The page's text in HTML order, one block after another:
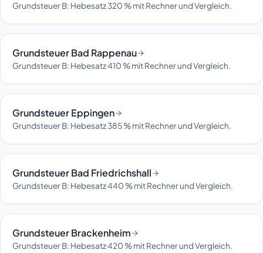
Grundsteuer B: Hebesatz 320 % mit Rechner und Vergleich.
Grundsteuer Bad Rappenau
Grundsteuer B: Hebesatz 410 % mit Rechner und Vergleich.
Grundsteuer Eppingen
Grundsteuer B: Hebesatz 385 % mit Rechner und Vergleich.
Grundsteuer Bad Friedrichshall
Grundsteuer B: Hebesatz 440 % mit Rechner und Vergleich.
Grundsteuer Brackenheim
Grundsteuer B: Hebesatz 420 % mit Rechner und Vergleich.